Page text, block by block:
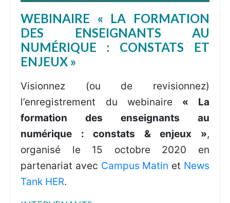
WEBINAIRE « LA FORMATION
DES ENSEIGNANTS AU
NUMÉRIQUE : CONSTATS ET
ENJEUX »
Visionnez (ou de revisionnez)
l’enregistrement du webinaire « La
formation des enseignants au
numérique : constats & enjeux »,
organisé le 15 octobre 2020 en
partenariat avec Campus Matin et News
Tank HER.